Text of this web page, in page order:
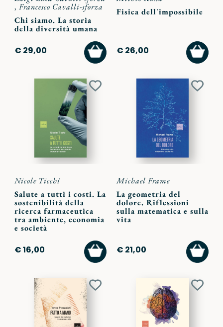
, Francesco Cavalli-sforza
Chi siamo. La storia
della diversità umana
€ 29,00
AGGIUNGI
AL
CARRELLO
Fisica dell'impossibile
€ 26,00
AL
Aggiungi
Nicole Ticchi
Salute a tutti i costi. La
sostenibilità della
ricerca farmaceutica
tra ambiente, economia
e società
€ 16,00
AGGIUNGI
AL
CARRELLO
Michael Frame
La geometria del
dolore. Riflessioni
sulla matematica e sulla
vita
€ 21,00
AL
Aggiungi